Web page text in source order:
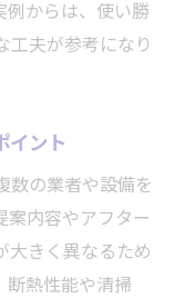
例からは、使い勝
工夫が参考になり
イント
数の業者や設備を
案内容やアフター
大きく異なるため
断熱性能や清掃